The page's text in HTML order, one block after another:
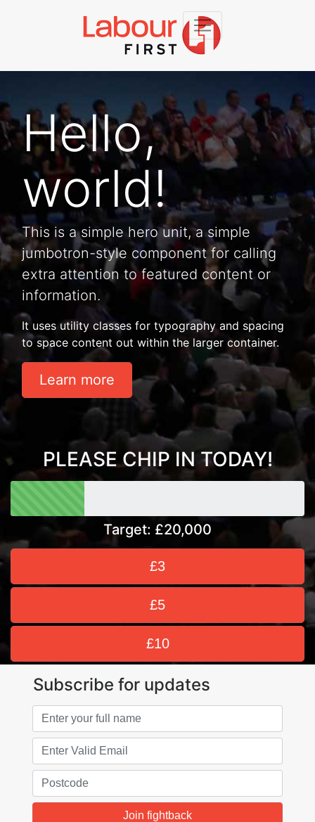
Hello,
world!
This is a simple hero unit, a simple
jumbotron-style component for calling
extra attention to featured content or
information.
It uses utility classes for typography and spacing
to space content out within the larger container.
Learn more
PLEASE CHIP IN TODAY!
Target: £20,000
£3
£5
£10
Subscribe for updates
Name
Email
Postcode
Join fightback